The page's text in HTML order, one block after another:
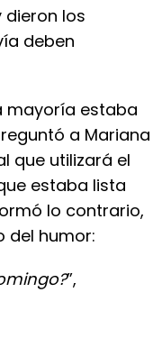
dieron los
deben
mayoría estaba
a Mariana
que utilizará el
estaba lista
lo contrario,
del humor:
”,